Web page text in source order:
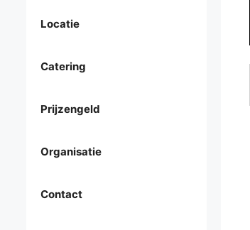
Locatie
Catering
Prijzengeld
Organisatie
Contact